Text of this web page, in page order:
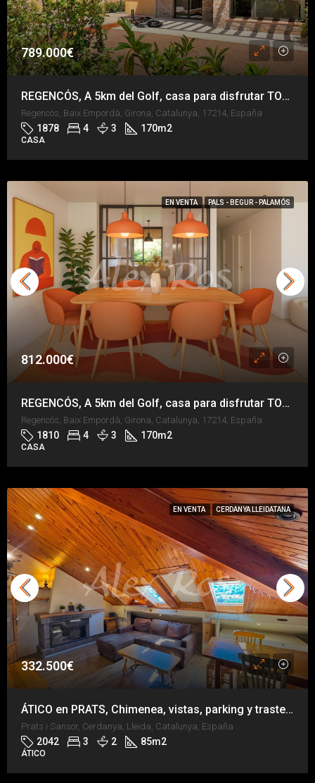
789.000€
REGENCÓS, A 5km del Golf, casa para disfrutar TODO el año
Regencós, Baix Empordà, Girona, Catalunya, 17214, España
1878 4 3 170m2
CASA
EN VENTA PALS - BEGUR - PALAMÓS
812.000€
REGENCÓS, A 5km del Golf, casa para disfrutar TODO el año
Regencós, Baix Empordà, Girona, Catalunya, 17214, España
1810 4 3 170m2
CASA
EN VENTA CERDANYA LLEIDATANA
332.500€
ÁTICO en PRATS, Chimenea, vistas, parking y trastero
Prats i Sansor, Cerdanya, Lleida, Catalunya, España
2042 3 2 85m2
ÁTICO